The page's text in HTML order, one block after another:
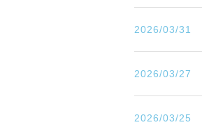
2026/03/31
2026/03/27
2026/03/25